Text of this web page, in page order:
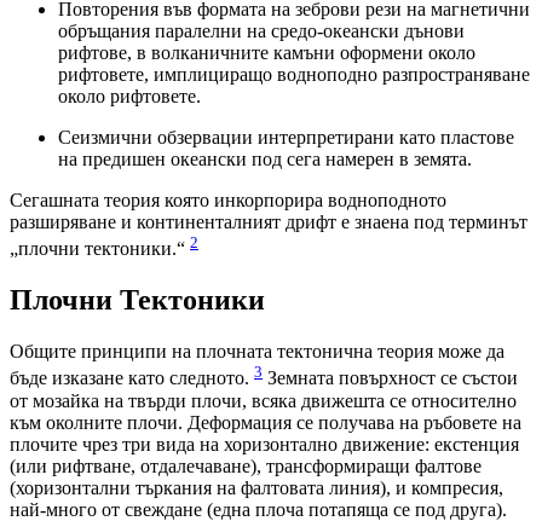
Повторения във формата на зеброви рези на магнетични
обръщания паралелни на средо-океански дънови
рифтове, в волканичните камъни оформени около
рифтовете, имплициращо водноподно разпространяване
около рифтовете.
Сеизмични обзервации интерпретирани като пластове
на предишен океански под сега намерен в земята.
Сегашната теория която инкорпорира водноподното
разширяване и континенталният дрифт е знаена под терминът
„плочни тектоники.“ 2
Плочни Тектоники
Общите принципи на плочната тектонична теория може да
бъде изказане като следното. 3 Земната повърхност се състои
от мозайка на твърди плочи, всяка движешта се относително
към околните плочи. Деформация се получава на ръбовете на
плочите чрез три вида на хоризонтално движение: екстенция
(или рифтване, отдалечаване), трансформиращи фалтове
(хоризонтални търкания на фалтовата линия), и компресия,
най-много от свеждане (една плоча потапяща се под друга).